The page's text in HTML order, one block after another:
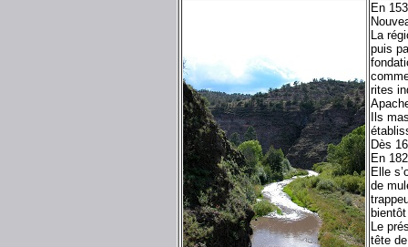
En
La
puis
rites
Ils
Dès
En
Elle
de
Le
tête